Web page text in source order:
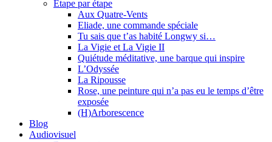
Étape par étape
Aux Quatre-Vents
Eliade, une commande spéciale
Tu sais que t’as habité Longwy si…
La Vigie et La Vigie II
Quiétude méditative, une barque qui inspire
L’Odyssée
La Ripousse
Rose, une peinture qui n’a pas eu le temps d’être
exposée
(H)Arborescence
Blog
Audiovisuel